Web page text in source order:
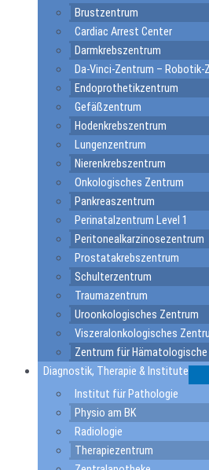
Brustzentrum
Cardiac Arrest Center
Darmkrebszentrum
Da-Vinci-Zentrum – Robotik-
Endoprothetikzentrum
Gefäßzentrum
Hodenkrebszentrum
Lungenzentrum
Nierenkrebszentrum
Onkologisches Zentrum
Pankreaszentrum
Perinatalzentrum Level 1
Peritonealkarzinosezentrum
Prostatakrebszentrum
Schulterzentrum
Traumazentrum
Uroonkologisches Zentrum
Viszeralonkologisches
Zentrum für Hämatologische
Diagnostik, Therapie & Institute
Institut für Pathologie
Physio am BK
Radiologie
Therapiezentrum